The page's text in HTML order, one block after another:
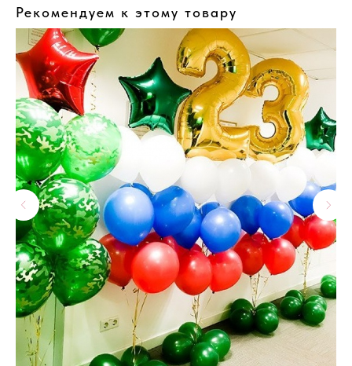
Рекомендуем к этому товару